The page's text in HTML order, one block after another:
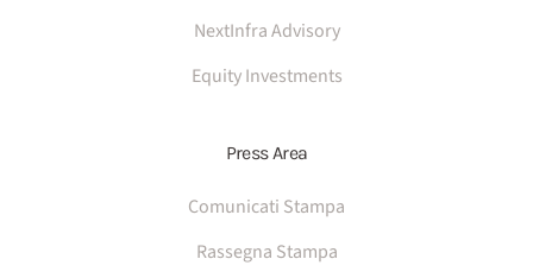
NextInfra Advisory
Equity Investments
Press Area
Comunicati Stampa
Rassegna Stampa